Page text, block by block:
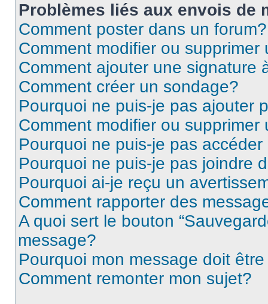
Problèmes liés aux envois de
Comment poster dans un forum?
Comment modifier ou supprimer
Comment ajouter une signature
Comment créer un sondage?
Pourquoi ne puis-je pas ajouter
Comment modifier ou supprimer
Pourquoi ne puis-je pas
Pourquoi ne puis-je pas joindre
Pourquoi ai-je reçu un
Comment rapporter des
A quoi sert le bouton
message?
Pourquoi mon message doit
Comment remonter mon sujet?